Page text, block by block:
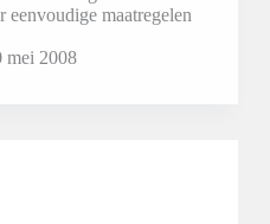
eenvoudige maatregelen
mei 2008